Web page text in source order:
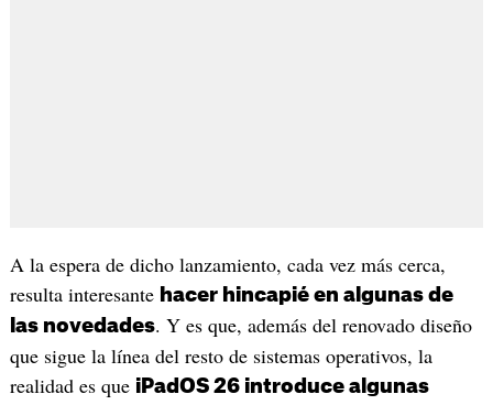
A la espera de dicho lanzamiento, cada vez más cerca,
resulta interesante hacer hincapié en algunas de
las novedades. Y es que, además del renovado diseño
que sigue la línea del resto de sistemas operativos, la
realidad es que iPadOS 26 introduce algunas